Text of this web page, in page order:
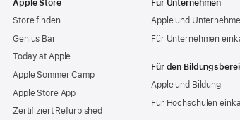
Apple Store
Store finden
Genius Bar
Today at Apple
Apple Sommer Camp
Apple Store App
Zertifiziert Refurbished
Für Unternehmen
Apple und
Für Unternehmen
Für den
Apple und Bildung
Für Hochschulen